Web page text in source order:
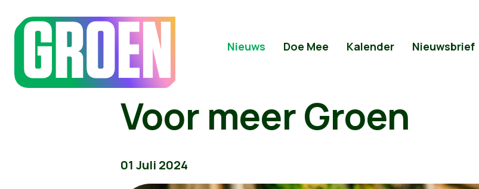
Nieuws Doe Mee Kalender Nieuwsbrief
Voor meer Groen
01 Juli 2024